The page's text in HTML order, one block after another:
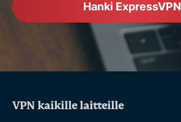
Hanki ExpressVPN
VPN kaikille laitteille